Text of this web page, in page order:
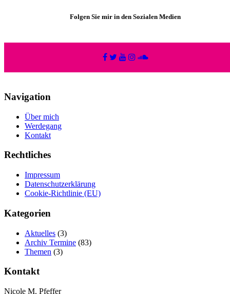
Folgen Sie mir in den Sozialen Medien
Navigation
Über mich
Werdegang
Kontakt
Rechtliches
Impressum
Datenschutzerklärung
Cookie-Richtlinie (EU)
Kategorien
Aktuelles (3)
Archiv Termine (83)
Themen (3)
Kontakt
Nicole M. Pfeffer